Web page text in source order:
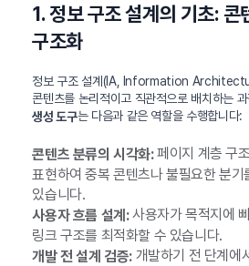
1. 정보 구조 설계의 기초: 콘
구조화
정보 구조 설계(IA, Information
콘텐츠를 논리적이고 직관적으로 배치하는
생성 도구는 다음과 같은 역할을 수행합니다:
콘텐츠 분류의 시각화:페이지 계층 구
표현하여 중복 콘텐츠나 불필요한 분기
있습니다.
사용자 흐름 설계:사용자가 목적지에
링크 구조를 최적화할 수 있습니다.
개발 전 설계 검증:개발하기 전 단계에